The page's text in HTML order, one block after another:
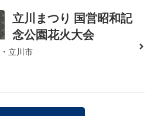
立川まつり 国営昭和記
念公園花火大会
立川市